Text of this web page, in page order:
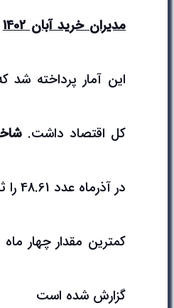
مدیرانخرید آبان 1402
این آمار پرداخته شد
کل اقتصاد داشت.
در
کمترین مقدار چهار ماه
گزارش شده است